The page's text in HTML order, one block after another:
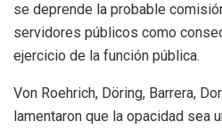
se deprende la probable
servidores públicos como
ejercicio de la función pública.
Von Roehrich, Döring, Barrera,
lamentaron que la opacidad sea